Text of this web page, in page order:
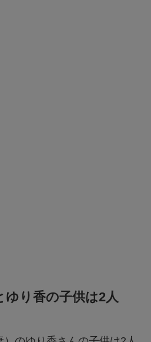
ゆり香の子供は2人